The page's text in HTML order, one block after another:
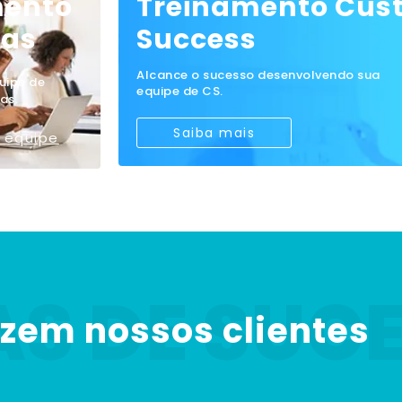
de
equipe
Success
Alcance o sucesso desenvolvendo sua
equipe de CS.
Saiba mais
DE
nossos clientes